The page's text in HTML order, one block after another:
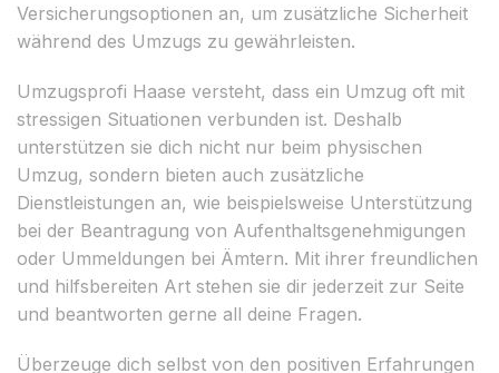
Versicherungsoptionen an, um zusätzliche Sicherheit
während des Umzugs zu gewährleisten.
Umzugsprofi Haase versteht, dass ein Umzug oft mit
stressigen Situationen verbunden ist. Deshalb
unterstützen sie dich nicht nur beim physischen
Umzug, sondern bieten auch zusätzliche
Dienstleistungen an, wie beispielsweise Unterstützung
bei der Beantragung von Aufenthaltsgenehmigungen
oder Ummeldungen bei Ämtern. Mit ihrer freundlichen
und hilfsbereiten Art stehen sie dir jederzeit zur Seite
und beantworten gerne all deine Fragen.
Überzeuge dich selbst von den positiven Erfahrungen